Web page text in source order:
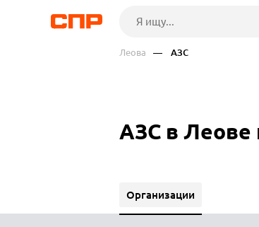
Леова — АЗС
АЗС в Леове
Организации